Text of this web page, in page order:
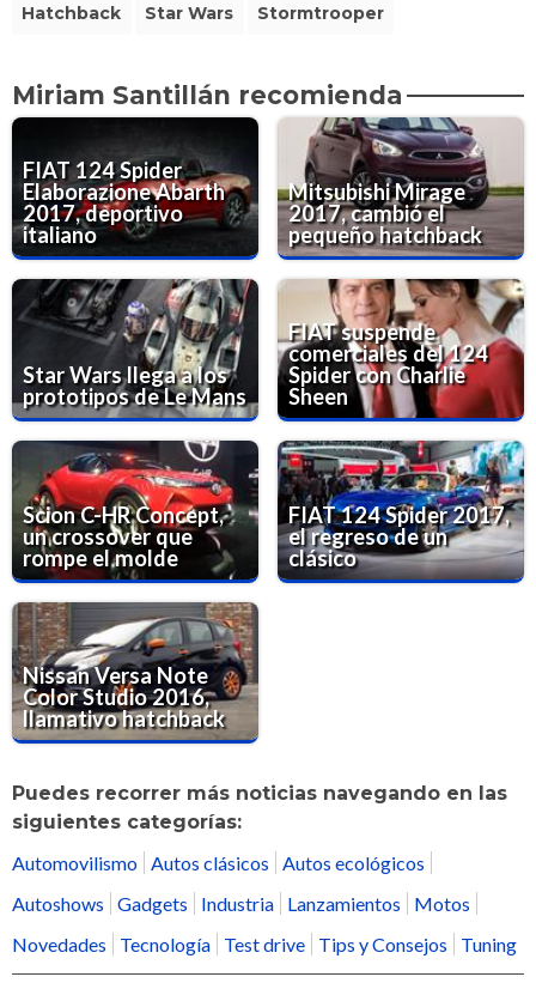
Hatchback Star Wars Stormtrooper
Miriam Santillán recomienda
FIAT 124 Spider
Elaborazione Abarth
2017, deportivo
italiano
Mitsubishi Mirage
2017, cambió el
pequeño hatchback
Star Wars llega a los
prototipos de Le Mans
FIAT suspende
comerciales del 124
Spider con Charlie
Sheen
Scion C-HR Concept,
un crossover que
rompe el molde
FIAT 124 Spider 2017,
el regreso de un
clásico
Nissan Versa Note
Color Studio 2016,
llamativo hatchback
Puedes recorrer más noticias navegando en las
siguientes categorías:
Automovilismo
Autos clásicos
Autos ecológicos
Autoshows
Gadgets Industria Lanzamientos
Motos
Novedades
Tecnología Test drive Tips y Consejos Tuning